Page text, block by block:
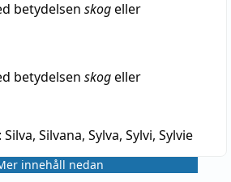
betydelsen skogeller
betydelsen skogeller
Silva, Silvana, Sylva, Sylvi, Sylvie
innehåll nedan